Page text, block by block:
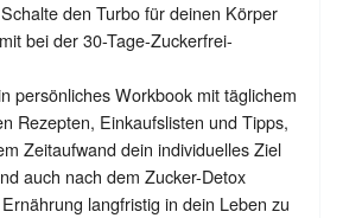
den Turbo für deinen Körper
bei der 30-Tage-Zuckerfrei-
persönliches Workbook mit täglichem
Rezepten, Einkaufslisten und Tipps,
Zeitaufwand dein individuelles Ziel
auch nach dem Zucker-Detox
langfristig in dein Leben zu